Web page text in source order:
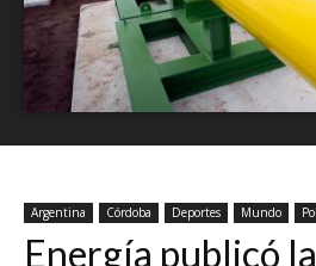
Argentina Córdoba Deportes Mundo
Energía publicó